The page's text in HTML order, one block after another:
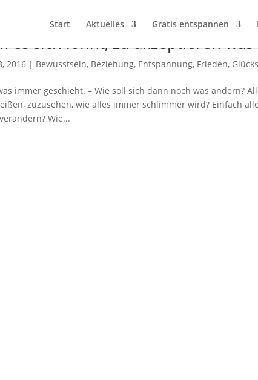
Start Aktuelles Gratis entspannen
es sich lohnt, zu akzeptieren was
2016 | Bewusstsein, Beziehung, Entspannung, Frieden,
immer geschieht. – Wie soll sich dann noch was ändern?
zuzusehen, wie alles immer schlimmer wird? Einfach
Wie...